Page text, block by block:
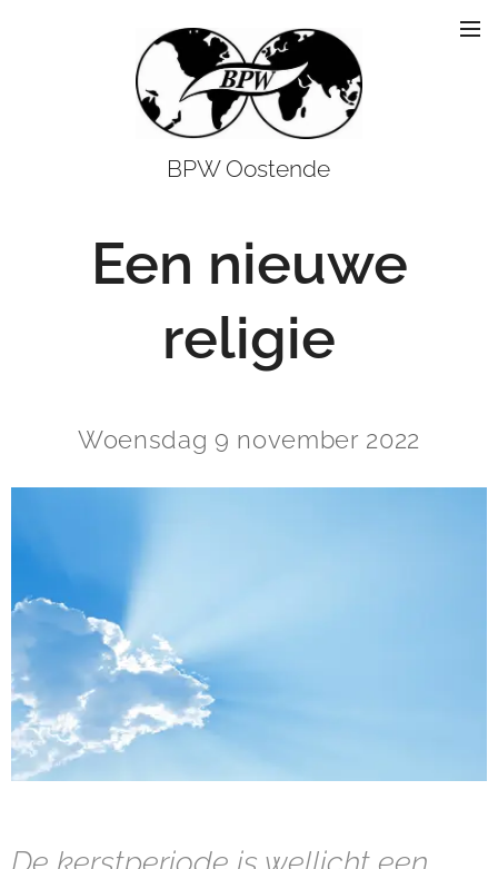
BPW Oostende
Een nieuwe
religie
Woensdag 9 november 2022